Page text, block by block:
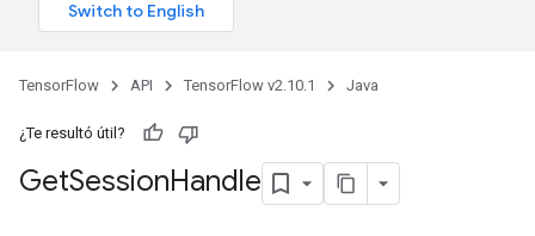
TensorFlow API TensorFlow v2.10.1 Java
¿Te resultó útil?
GetSessionHandle